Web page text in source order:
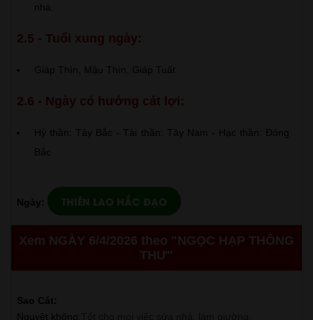
nhà.
2.5 - Tuổi xung ngày:
Giáp Thìn, Mậu Thìn, Giáp Tuất
2.6 - Ngày có hướng cát lợi:
Hỷ thần: Tây Bắc - Tài thần: Tây Nam - Hạc thần: Đông
Bắc
Ngày: THIÊN LAO HẮC ĐẠO
Xem NGÀY 6/4/2026 theo "NGỌC HẠP THÔNG
THƯ"
Sao Cát:
Nguyệt không